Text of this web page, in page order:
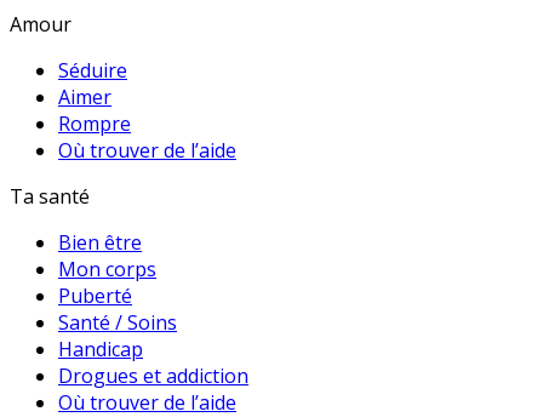
Amour
Séduire
Aimer
Rompre
Où trouver de l’aide
Ta santé
Bien être
Mon corps
Puberté
Santé / Soins
Handicap
Drogues et addiction
Où trouver de l’aide